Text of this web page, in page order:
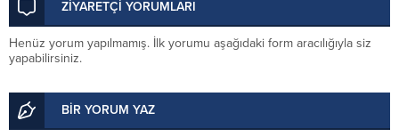
ZİYARETÇİ YORUMLARI
Henüz yorum yapılmamış. İlk yorumu aşağıdaki form aracılığıyla siz
yapabilirsiniz.
BİR YORUM YAZ